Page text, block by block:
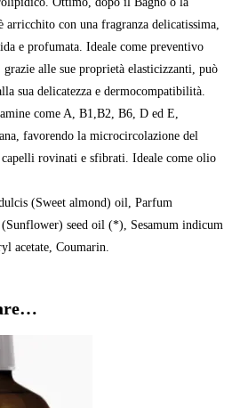
arricchito con una fragranza delicatissima,
e profumata. Ideale come preventivo
alle sue proprietà elasticizzanti, può
sua delicatezza e dermocompatibilità.
come A, B1,B2, B6, D ed E,
favorendo la microcircolazione del
rovinati e sfibrati. Ideale come olio
(Sweet almond) oil, Parfum
seed oil (*), Sesamum indicum
acetate, Coumarin.